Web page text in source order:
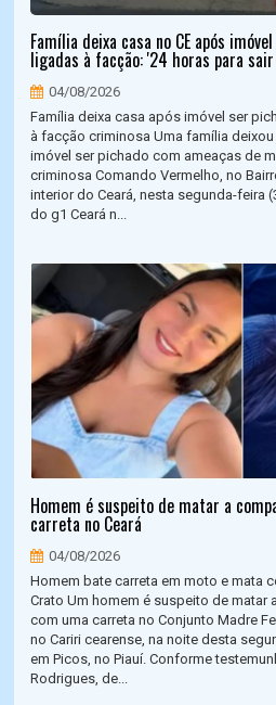
Família deixa casa no CE após
ligadas à facção: '24 horas para
04/08/2026
Família deixa casa após imóvel ser
à facção criminosa Uma família
imóvel ser pichado com ameaças de
criminosa Comando Vermelho, no
interior do Ceará, nesta segunda-feira
do g1 Ceará n...
Homem é suspeito de matar a
carreta no Ceará
04/08/2026
Homem bate carreta em moto e mata
Crato Um homem é suspeito de matar
com uma carreta no Conjunto Madre
no Cariri cearense, na noite desta
em Picos, no Piauí. Conforme
Rodrigues, de...